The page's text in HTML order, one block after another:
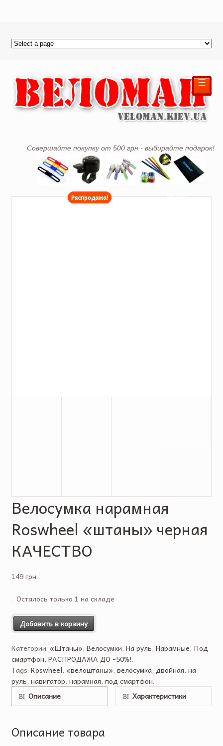
Совершайте покупку от 500 грн - выбирайте подарок!
☰
Распродажа!
Велосумка нарамная
Roswheel «штаны» черная
КАЧЕСТВО
399 грн.
149 грн.
Осталось только 1 на складе
Добавить в корзину
Категории: «Штаны», Велосумки, На руль, Нарамные, Под
смартфон, РАСПРОДАЖА ДО -50%!.
Tags: Roswheel, «велоштаны», велосумка, двойная, на
руль, навигатор, нарамная, под смартфон.
Описание
Характеристики
Описание товара